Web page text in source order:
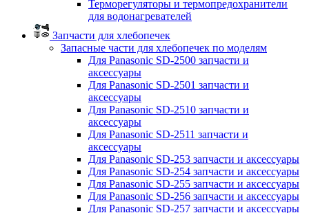
Терморегуляторы и термопредохранители
для водонагревателей
Запчасти для хлебопечек
Запасные части для хлебопечек по моделям
Для Panasonic SD-2500 запчасти и
аксессуары
Для Panasonic SD-2501 запчасти и
аксессуары
Для Panasonic SD-2510 запчасти и
аксессуары
Для Panasonic SD-2511 запчасти и
аксессуары
Для Panasonic SD-253 запчасти и аксессуары
Для Panasonic SD-254 запчасти и аксессуары
Для Panasonic SD-255 запчасти и аксессуары
Для Panasonic SD-256 запчасти и аксессуары
Для Panasonic SD-257 запчасти и аксессуары